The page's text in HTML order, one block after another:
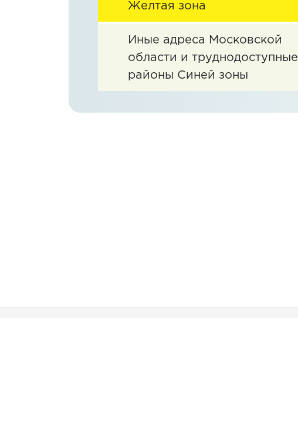
Желтая зона
Иные адреса Московской
области и труднодоступные
районы Синей зоны